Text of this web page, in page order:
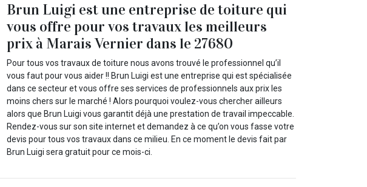
Brun Luigi est une entreprise de toiture qui
vous offre pour vos travaux les meilleurs
prix à Marais Vernier dans le 27680
Pour tous vos travaux de toiture nous avons trouvé le professionnel qu’il
vous faut pour vous aider !! Brun Luigi est une entreprise qui est spécialisée
dans ce secteur et vous offre ses services de professionnels aux prix les
moins chers sur le marché ! Alors pourquoi voulez-vous chercher ailleurs
alors que Brun Luigi vous garantit déjà une prestation de travail impeccable.
Rendez-vous sur son site internet et demandez à ce qu’on vous fasse votre
devis pour tous vos travaux dans ce milieu. En ce moment le devis fait par
Brun Luigi sera gratuit pour ce mois-ci.